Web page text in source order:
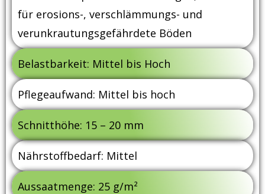
für erosions-, verschlämmungs- und
verunkrautungsgefährdete Böden
Belastbarkeit: Mittel bis Hoch
Pflegeaufwand: Mittel bis hoch
Schnitthöhe: 15 – 20 mm
Nährstoffbedarf: Mittel
Aussaatmenge: 25 g/m²